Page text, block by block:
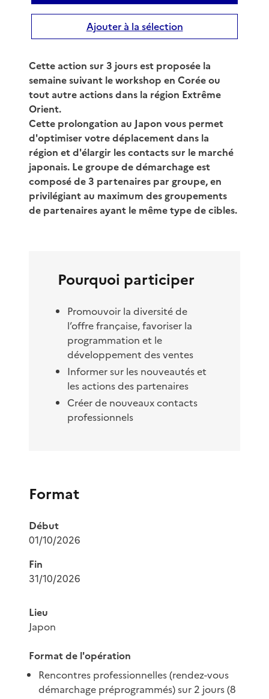
Ajouter à la sélection
Cette action sur 3 jours est proposée la
semaine suivant le workshop en Corée ou
tout autre actions dans la région Extrême
Orient.
Cette prolongation au Japon vous permet
d'optimiser votre déplacement dans la
région et d'élargir les contacts sur le marché
japonais. Le groupe de démarchage est
composé de 3 partenaires par groupe, en
privilégiant au maximum des groupements
de partenaires ayant le même type de cibles.
Pourquoi participer
Promouvoir la diversité de
l’offre française, favoriser la
programmation et le
développement des ventes
Informer sur les nouveautés et
les actions des partenaires
Créer de nouveaux contacts
professionnels
Format
Début
01/10/2026
Fin
31/10/2026
Lieu
Japon
Format de l'opération
Rencontres professionnelles (rendez-vous
démarchage préprogrammés) sur 2 jours (8